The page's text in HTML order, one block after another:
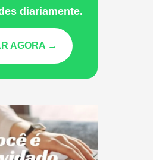
diariamente.
AGORA →